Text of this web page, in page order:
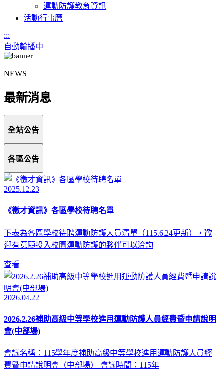
運動防護教育資訊
活動行事曆
:::
自動輪播中
NEWS
最新消息
全站公告
各區公告
2025.12.23
《徵才資訊》各區學校待聘名單
下表為各區學校待聘運動防護人員清單（115.6.24更新），歡
迎有意願投入校園運動防護的夥伴可以洽詢
查看
2026.04.22
2026.2.26補助高級中等學校進用運動防護人員經費暨申請說明
會(中部場)
會議名稱：115學年度補助高級中等學校進用運動防護人員經
費暨申請說明會（中部場） 會議時間：115年